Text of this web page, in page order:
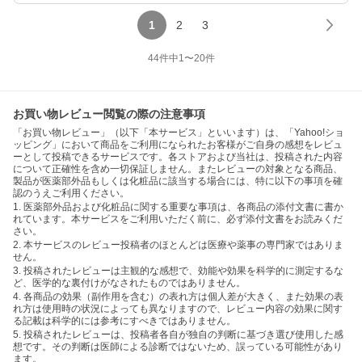
1 2 3
44件中1〜20件
お買い物レビュー閲覧の際の注意事項
「お買い物レビュー」（以下「本サービス」といいます）は、「Yahoo!ショ
ッピング」において商品をご利用になられたお客様がご自身の感想をレビュ
ーとして投稿できるサービスです。各ストアおよび当社は、投稿された内容
について正確性を含め一切保証しません。またレビューの対象となる商品、
製品が医薬部外品もしくは化粧品に該当する場合には、特に以下の事項を確
認のうえご利用ください。
1. 医薬部外品および化粧品に関する重要な事項は、各商品の添付文書に書か
れています。本サービスをご利用いただく前に、必ず添付文書をお読みくだ
さい。
2. 本サービスのレビュー投稿者のほとんどは医療や薬事の専門家ではありま
せん。
3. 投稿されたレビューは主観的な感想で、効能や効果を科学的に測定するな
ど、医学的な裏付けがなされたものではありません。
4. 各商品の効果（副作用を含む）の表れ方は個人差が大きく、また効果の表
れ方は使用時の状況によっても異なりますので、レビュー内容の効果に関す
る記載は科学的には参考にすべきではありません。
5. 投稿されたレビューは、投稿者各自が独自の判断に基づき選び使用した感
想です。その判断は医師による診断ではないため、誤っている可能性があり
ます。